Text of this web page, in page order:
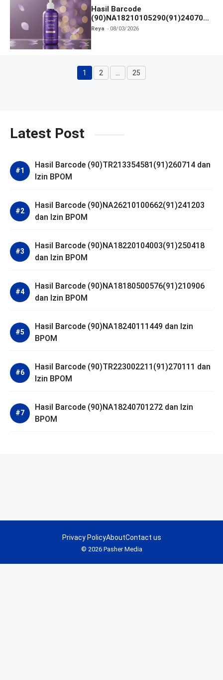
Hasil Barcode
(90)NA18210105290(91)240703
dan Izin BPOM
Reya 08/03/2026
Halaman
1 Halaman
2 Halaman
25
Latest Post
Hasil Barcode (90)TR213354581(91)260714 dan
Izin BPOM
Hasil Barcode (90)NA26210100662(91)241203
dan Izin BPOM
Hasil Barcode (90)NA18220104003(91)250418
dan Izin BPOM
Hasil Barcode (90)NA18180500576(91)210906
dan Izin BPOM
Hasil Barcode (90)NA18240111449 dan Izin
BPOM
Hasil Barcode (90)TR223002211(91)270111 dan
Izin BPOM
Hasil Barcode (90)NA18240701272 dan Izin
BPOM
© 2026 Pasher Media
Privacy PolicyAboutContact us